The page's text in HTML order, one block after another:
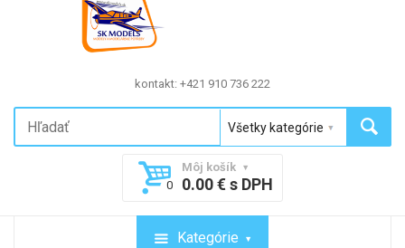
kontakt: +421 910 736 222
Môj košík
0
0.00 € s DPH
Kategórie